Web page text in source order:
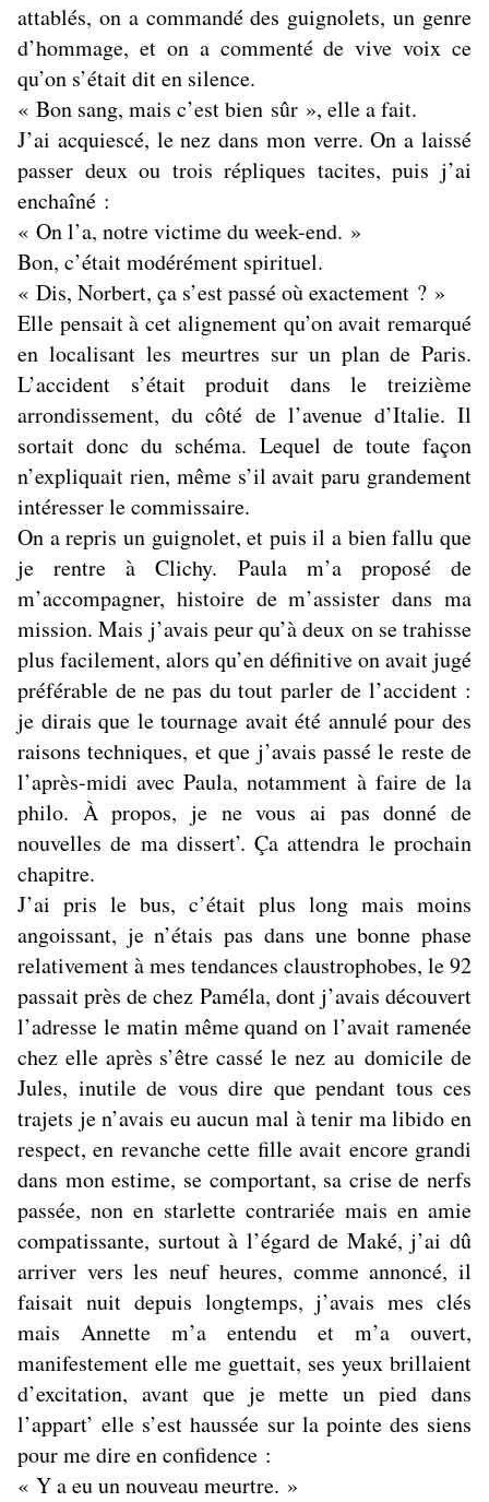
attablés, on a commandé des guignolets, un genre
d’hommage, et on a commenté de vive voix ce
qu’on s’était dit en silence.
« Bon sang, mais c’est bien sûr », elle a fait.
J’ai acquiescé, le nez dans mon verre. On a laissé
passer deux ou trois répliques tacites, puis j’ai
enchaîné :
« On l’a, notre victime du week-end. »
Bon, c’était modérément spirituel.
« Dis, Norbert, ça s’est passé où exactement ? »
Elle pensait à cet alignement qu’on avait remarqué
en localisant les meurtres sur un plan de Paris.
L’accident s’était produit dans le treizième
arrondissement, du côté de l’avenue d’Italie. Il
sortait donc du schéma. Lequel de toute façon
n’expliquait rien, même s’il avait paru grandement
intéresser le commissaire.
On a repris un guignolet, et puis il a bien fallu que
je rentre à Clichy. Paula m’a proposé de
m’accompagner, histoire de m’assister dans ma
mission. Mais j’avais peur qu’à deux on se trahisse
plus facilement, alors qu’en définitive on avait jugé
préférable de ne pas du tout parler de l’accident :
je dirais que le tournage avait été annulé pour des
raisons techniques, et que j’avais passé le reste de
l’après-midi avec Paula, notamment à faire de la
philo. À propos, je ne vous ai pas donné de
nouvelles de ma dissert’. Ça attendra le prochain
chapitre.
J’ai pris le bus, c’était plus long mais moins
angoissant, je n’étais pas dans une bonne phase
relativement à mes tendances claustrophobes, le 92
passait près de chez Paméla, dont j’avais découvert
l’adresse le matin même quand on l’avait ramenée
chez elle après s’être cassé le nezau domicile de
Jules, inutile de vous dire que pendant tous ces
trajets je n’avais eu aucun mal à tenir ma libido en
respect, en revanche cette fille avait encore grandi
dans mon estime, se comportant, sa crise de nerfs
passée, non en starlette contrariée mais en amie
compatissante, surtout à l’égard de Maké, j’ai dû
arriver vers les neuf heures, comme annoncé, il
faisait nuit depuis longtemps, j’avais mes clés
mais Annette m’a entendu et m’a ouvert,
manifestement elle me guettait, ses yeux brillaient
d’excitation, avant que je mette un pied dans
l’appart’ elle s’est haussée sur la pointe des siens
pour me dire en confidence :
« Y a eu un nouveau meurtre. »